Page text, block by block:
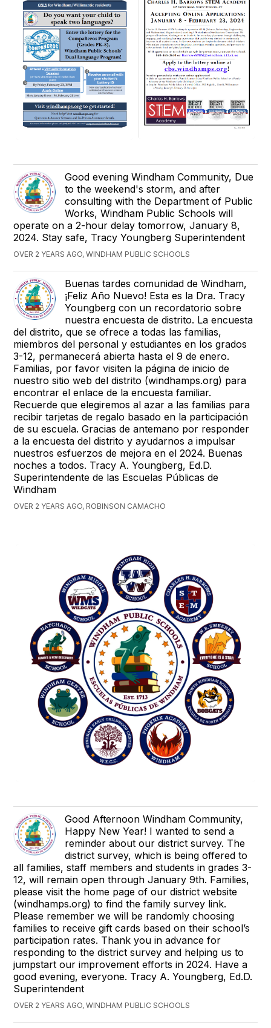
Good evening Windham Community, Due
to the weekend's storm, and after
consulting with the Department of Public
Works, Windham Public Schools will
operate on a 2-hour delay tomorrow, January 8,
2024. Stay safe, Tracy Youngberg Superintendent
OVER 2 YEARS AGO, WINDHAM PUBLIC SCHOOLS
Buenas tardes comunidad de Windham,
¡Feliz Año Nuevo! Esta es la Dra. Tracy
Youngberg con un recordatorio sobre
nuestra encuesta de distrito. La encuesta
del distrito, que se ofrece a todas las familias,
miembros del personal y estudiantes en los grados
3-12, permanecerá abierta hasta el 9 de enero.
Familias, por favor visiten la página de inicio de
nuestro sitio web del distrito (windhamps.org) para
encontrar el enlace de la encuesta familiar.
Recuerde que elegiremos al azar a las familias para
recibir tarjetas de regalo basado en la participación
de su escuela. Gracias de antemano por responder
a la encuesta del distrito y ayudarnos a impulsar
nuestros esfuerzos de mejora en el 2024. Buenas
noches a todos. Tracy A. Youngberg, Ed.D.
Superintendente de las Escuelas Públicas de
Windham
OVER 2 YEARS AGO, ROBINSON CAMACHO
Good Afternoon Windham Community,
Happy New Year! I wanted to send a
reminder about our district survey. The
district survey, which is being offered to
all families, staff members and students in grades 3-
12, will remain open through January 9th. Families,
please visit the home page of our district website
(windhamps.org) to find the family survey link.
Please remember we will be randomly choosing
families to receive gift cards based on their school’s
participation rates. Thank you in advance for
responding to the district survey and helping us to
jumpstart our improvement efforts in 2024. Have a
good evening, everyone. Tracy A. Youngberg, Ed.D.
Superintendent
OVER 2 YEARS AGO, WINDHAM PUBLIC SCHOOLS